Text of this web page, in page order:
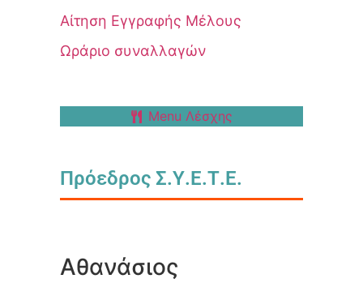
Αίτηση Εγγραφής Μέλους
Ωράριο συναλλαγών
Menu Λέσχης
Πρόεδρος Σ.Υ.Ε.Τ.Ε.
Αθανάσιος